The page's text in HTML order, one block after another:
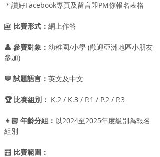
＊讚好Facebook專頁及留言即PM你報名表​格
🎦 比賽形式： 網上作答
👤 參賽對象： 幼稚園/小學 (歡迎亞洲地區小朋友
參加)
💬 試題語言： 英文及中文
🏆 比賽組別： K.2 / K.3 / P.1 / P.2 / P.3
👦🏻 年齡分組： 以2024至2025年度級別為報名
組別
🧮 比賽範圍：